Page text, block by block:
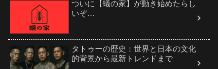
ついに【蟻の家】が動き始めたらし
いぞ…
タトゥーの歴史：世界と日本の文化
的背景から最新トレンドまで